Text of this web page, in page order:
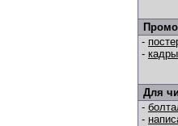
Промо
-
- кадры
Для
-
-